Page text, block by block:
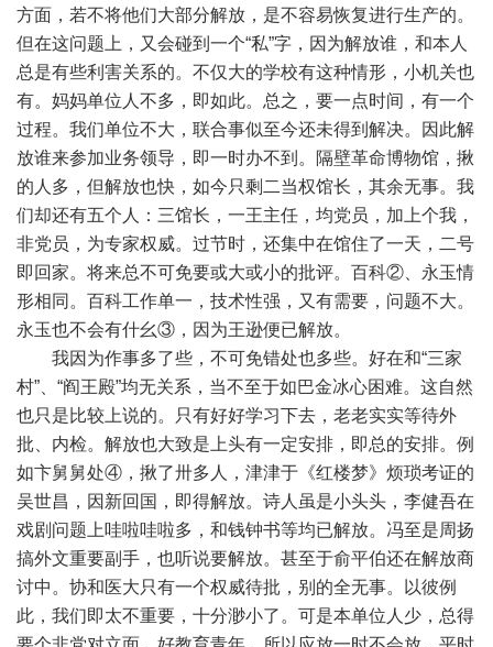
方面，若不将他们大部分解放，是不容易恢复进行生产的。
但在这问题上，又会碰到一个“私”字，因为解放谁，和本人
总是有些利害关系的。不仅大的学校有这种情形，小机关也
有。妈妈单位人不多，即如此。总之，要一点时间，有一个
过程。我们单位不大，联合事似至今还未得到解决。因此解
放谁来参加业务领导，即一时办不到。隔壁革命博物馆，揪
的人多，但解放也快，如今只剩二当权馆长，其余无事。我
们却还有五个人：三馆长，一王主任，均党员，加上个我，
非党员，为专家权威。过节时，还集中在馆住了一天，二号
即回家。将来总不可免要或大或小的批评。百科②、永玉情
形相同。百科工作单一，技术性强，又有需要，问题不大。
永玉也不会有什幺③，因为王逊便已解放。
我因为作事多了些，不可免错处也多些。好在和“三家
村”、“阎王殿”均无关系，当不至于如巴金冰心困难。这自然
也只是比较上说的。只有好好学习下去，老老实实等待外
批、内检。解放也大致是上头有一定安排，即总的安排。例
如卞舅舅处④，揪了卅多人，津津于《红楼梦》烦琐考证的
吴世昌，因新回国，即得解放。诗人虽是小头头，李健吾在
戏剧问题上哇啦哇啦多，和钱钟书等均已解放。冯至是周扬
搞外文重要副手，也听说要解放。甚至于俞平伯还在解放商
讨中。协和医大只有一个权威待批，别的全无事。以彼例
此，我们即太不重要，十分渺小了。可是本单位人少，总得